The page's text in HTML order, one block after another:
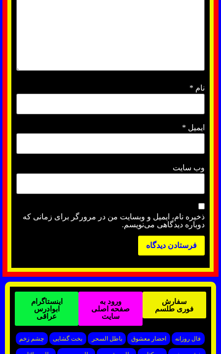
نام *
ایمیل *
وب‌ سایت
ذخیره نام، ایمیل و وبسایت من در مرورگر برای زمانی که
دوباره دیدگاهی می‌نویسم.
سفارش
فوری طلسم
ورود به
صفحه اصلی
سایت
اینستاگرام
ابوادرس
عراقی
فال روزانه احضار معشوق باطل السحر بخت گشایی چشم زخم